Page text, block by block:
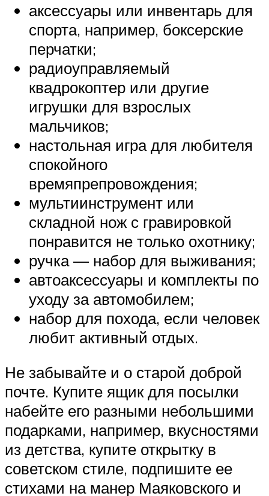
аксессуары или инвентарь для
спорта, например, боксерские
перчатки;
радиоуправляемый
квадрокоптер или другие
игрушки для взрослых
мальчиков;
настольная игра для любителя
спокойного
времяпрепровождения;
мультиинструмент или
складной нож с гравировкой
понравится не только охотнику;
ручка — набор для выживания;
автоаксессуары и комплекты по
уходу за автомобилем;
набор для похода, если человек
любит активный отдых.
Не забывайте и о старой доброй
почте. Купите ящик для посылки
набейте его разными небольшими
подарками, например, вкусностями
из детства, купите открытку в
советском стиле, подпишите ее
стихами на манер Маяковского и